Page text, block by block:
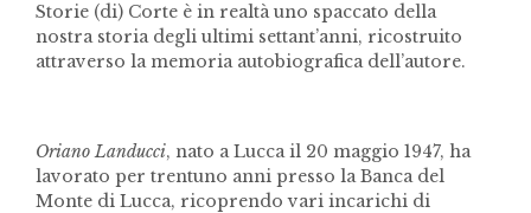
Storie (di) Corte è in realtà uno spaccato della
nostra storia degli ultimi settant’anni, ricostruito
attraverso la memoria autobiografica dell’autore.
Oriano Landucci, nato a Lucca il 20 maggio 1947, ha
lavorato per trentuno anni presso la Banca del
Monte di Lucca, ricoprendo vari incarichi di